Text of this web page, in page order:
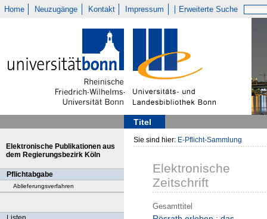
Home Neuzugänge Kontakt Impressum Erweiterte Suche
Titel
Elektronische Publikationen aus
dem Regierungsbezirk Köln
Pflichtabgabe
Ablieferungsverfahren
Sie sind hier: E-Pflicht-Sammlung
Elektronische
Zeitschrift
Gesamttitel